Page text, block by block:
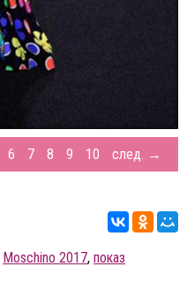
6 7 8 9 10 след. →
Moschino 2017, показ